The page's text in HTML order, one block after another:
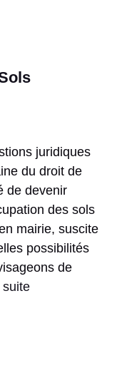
juridiques
du droit de
de devenir
des sols
mairie, suscite
possibilités
de
suite